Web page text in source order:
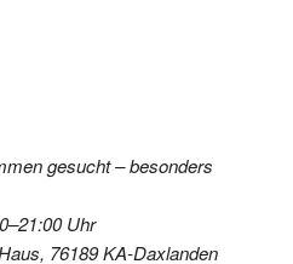
gesucht – besonders
Uhr
76189 KA-Daxlanden